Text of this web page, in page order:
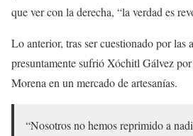
que ver con la derecha, “la verdad es
Lo anterior, tras ser cuestionado por las
presuntamente sufrió Xóchitl Gálvez
Morena en un mercado de artesanías.
“Nosotros no hemos reprimido a